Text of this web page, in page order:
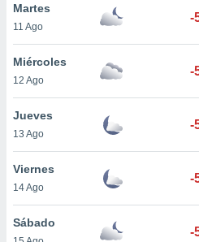
disponible
cookies
aceptar
Martes
11 Ago
-
Miércoles
12 Ago
-
Jueves
13 Ago
-
Viernes
14 Ago
-
Sábado
-